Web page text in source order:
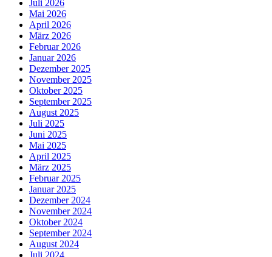
Juli 2026
Mai 2026
April 2026
März 2026
Februar 2026
Januar 2026
Dezember 2025
November 2025
Oktober 2025
September 2025
August 2025
Juli 2025
Juni 2025
Mai 2025
April 2025
März 2025
Februar 2025
Januar 2025
Dezember 2024
November 2024
Oktober 2024
September 2024
August 2024
Juli 2024